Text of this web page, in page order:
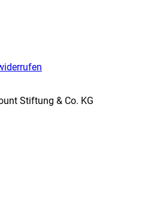
Stiftung & Co. KG